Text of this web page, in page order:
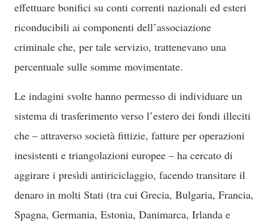
effettuare bonifici su conti correnti nazionali ed esteri
riconducibili ai componenti dell’associazione
criminale che, per tale servizio, trattenevano una
percentuale sulle somme movimentate.
Le indagini svolte hanno permesso di individuare un
sistema di trasferimento verso l’estero dei fondi illeciti
che – attraverso società fittizie, fatture per operazioni
inesistenti e triangolazioni europee – ha cercato di
aggirare i presìdi antiriciclaggio, facendo transitare il
denaro in molti Stati (tra cui Grecia, Bulgaria, Francia,
Spagna, Germania, Estonia, Danimarca, Irlanda e